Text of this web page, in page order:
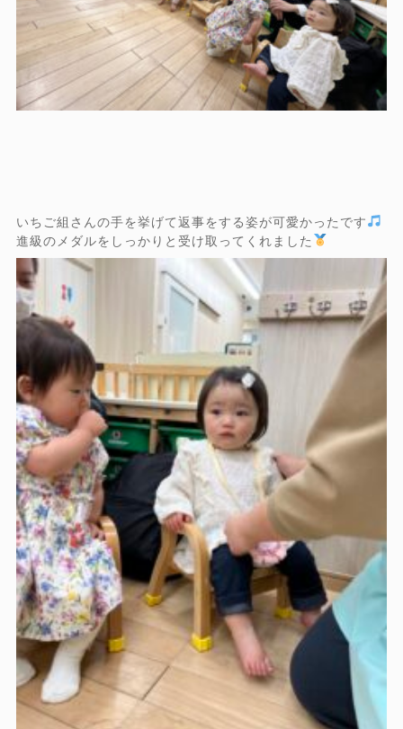
いちご組さんの手を挙げて返事をする姿が可愛かったです
進級のメダルをしっかりと受け取ってくれました